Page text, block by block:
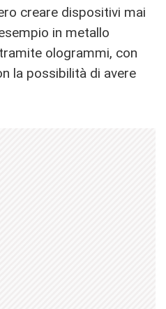
creare dispositivi mai
in metallo
ologrammi, con
la possibilità di avere